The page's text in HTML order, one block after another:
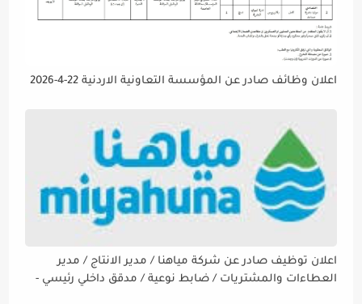
اعلان وظائف صادر عن المؤسسة التعاونية الاردنية 22-4-2026
اعلان توظيف صادر عن شركة مياهنا / مدير الانتاج / مدير
العطاءات والمشتريات / ضابط نوعية / مدقق داخلي رئيسي -